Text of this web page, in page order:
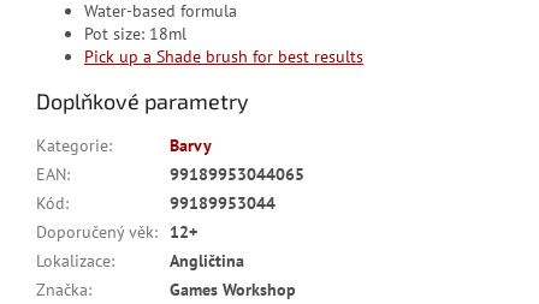
Water-based formula
Pot size: 18ml
Pick up a Shade brush for best results
Doplňkové parametry
Kategorie:
Barvy
EAN:
99189953044065
Kód:
99189953044
Doporučený věk:
12+
Lokalizace:
Angličtina
Značka: Games Workshop